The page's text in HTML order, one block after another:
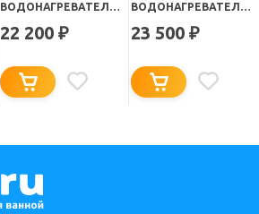
ВОДОНАГРЕВАТЕЛЬ
THERMO 50 V SLIM
22 200 ₽
ВОДОНАГРЕВАТЕЛЬ
FUSION 50 V
23 500 ₽